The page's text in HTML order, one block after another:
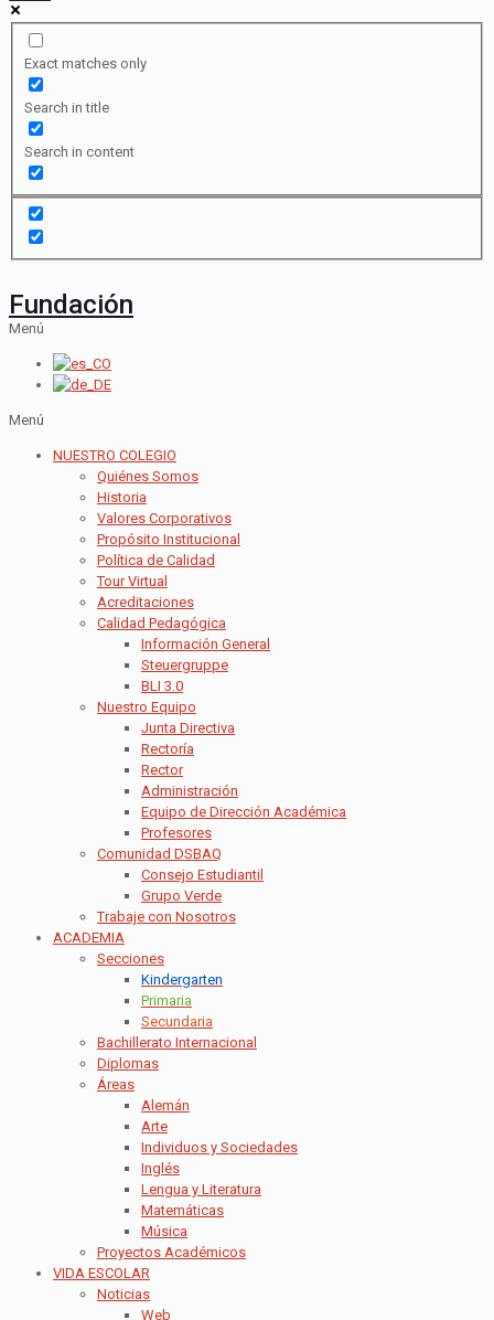
Exact matches only
Search in title
Search in content
Fundación
Menú
Menú
NUESTRO COLEGIO
Quiénes Somos
Historia
Valores Corporativos
Propósito Institucional
Política de Calidad
Tour Virtual
Acreditaciones
Calidad Pedagógica
Información General
Steuergruppe
BLI 3.0
Nuestro Equipo
Junta Directiva
Rectoría
Rector
Administración
Equipo de Dirección Académica
Profesores
Comunidad DSBAQ
Consejo Estudiantil
Grupo Verde
Trabaje con Nosotros
ACADEMIA
Secciones
Kindergarten
Primaria
Secundaria
Bachillerato Internacional
Diplomas
Áreas
Alemán
Arte
Individuos y Sociedades
Inglés
Lengua y Literatura
Matemáticas
Música
Proyectos Académicos
VIDA ESCOLAR
Noticias
Web